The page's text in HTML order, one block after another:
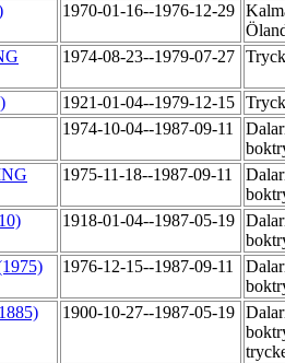
1970-01-16--1976-12-29
1974-08-23--1979-07-27
1921-01-04--1979-12-15
1974-10-04--1987-09-11
1975-11-18--1987-09-11
1918-01-04--1987-05-19
1976-12-15--1987-09-11
1900-10-27--1987-05-19